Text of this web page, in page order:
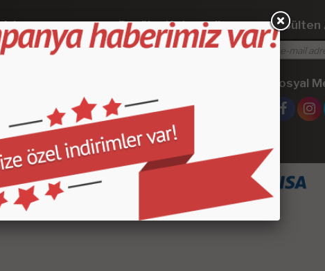
Popüler Kategoriler
Kapı Direk Kaplama
Çeşitli Ürünler
E-Bülten
Sosyal